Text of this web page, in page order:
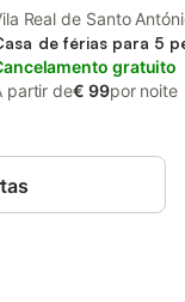
Real de Santo
Farode férias para 5
gratuito
partir de€ 99por noite